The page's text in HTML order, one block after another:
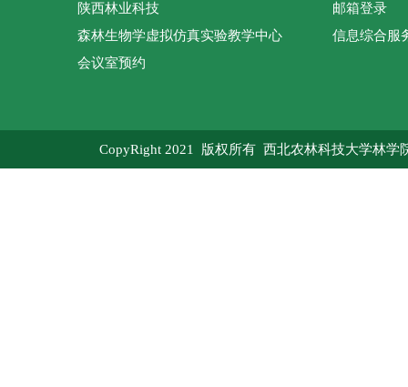
陕西林业科技
森林生物学虚拟仿真实验教学中心
会议室预约
邮箱登录
信息综合服
CopyRight 2021 版权所有 西北农林科技大学林